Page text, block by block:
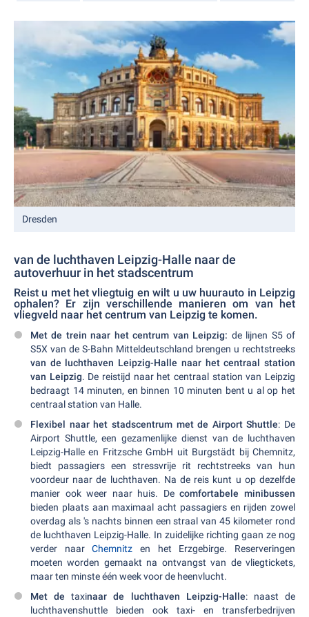
Dresden
van de luchthaven Leipzig-Halle naar de
autoverhuur in het stadscentrum
Reist u met het vliegtuig en wilt u uw huurauto in Leipzig
ophalen? Er zijn verschillende manieren om van het
vliegveld naar het centrum van Leipzig te komen.
Met de trein naar het centrum van Leipzig: de lijnen S5 of
S5X van de S-Bahn Mitteldeutschland brengen u rechtstreeks
van de luchthaven Leipzig-Halle naar het centraal station
van Leipzig. De reistijd naar het centraal station van Leipzig
bedraagt 14 minuten, en binnen 10 minuten bent u al op het
centraal station van Halle.
Flexibel naar het stadscentrum met de Airport Shuttle: De
Airport Shuttle, een gezamenlijke dienst van de luchthaven
Leipzig-Halle en Fritzsche GmbH uit Burgstädt bij Chemnitz,
biedt passagiers een stressvrije rit rechtstreeks van hun
voordeur naar de luchthaven. Na de reis kunt u op dezelfde
manier ook weer naar huis. Decomfortabele minibussen
bieden plaats aan maximaal acht passagiers en rijden zowel
overdag als 's nachts binnen een straal van 45 kilometer rond
de luchthaven Leipzig-Halle. In zuidelijke richting gaan ze nog
verder naarChemnitzen het Erzgebirge. Reserveringen
moeten worden gemaakt na ontvangst van de vliegtickets,
maar ten minste één week voor de heenvlucht.
Met de taxinaar de luchthaven Leipzig-Halle: naast de
luchthavenshuttle bieden ook taxi- en transferbedrijven